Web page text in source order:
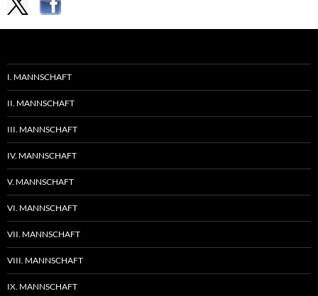
I. MANNSCHAFT
II. MANNSCHAFT
III. MANNSCHAFT
IV. MANNSCHAFT
V. MANNSCHAFT
VI. MANNSCHAFT
VII. MANNSCHAFT
VIII. MANNSCHAFT
IX. MANNSCHAFT